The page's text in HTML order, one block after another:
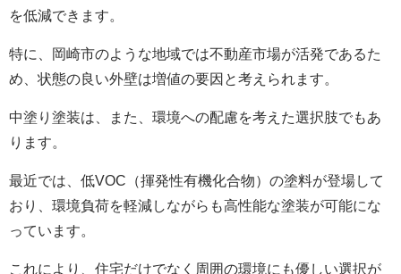
を低減できます。
特に、岡崎市のような地域では不動産市場が活発であるた
め、状態の良い外壁は増値の要因と考えられます。
中塗り塗装は、また、環境への配慮を考えた選択肢でもあ
ります。
最近では、低VOC（揮発性有機化合物）の塗料が登場して
おり、環境負荷を軽減しながらも高性能な塗装が可能にな
っています。
これにより、住宅だけでなく周囲の環境にも優しい選択が